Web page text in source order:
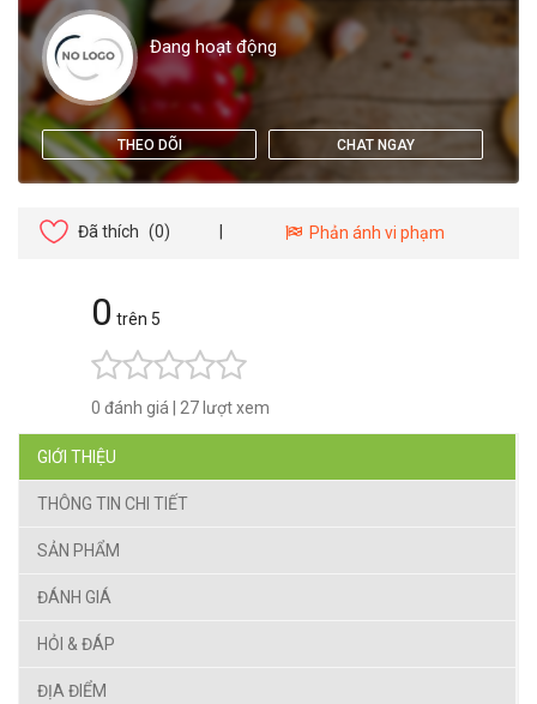
Đang hoạt động
THEO DÕI CHAT NGAY
Đã thích (0) Phản ánh vi phạm
0 trên 5
0 đánh giá 27 lượt xem
GIỚI THIỆU
THÔNG TIN CHI TIẾT
SẢN PHẨM
ĐÁNH GIÁ
HỎI & ĐÁP
ĐỊA ĐIỂM